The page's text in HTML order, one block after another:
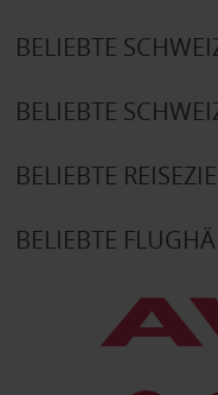
BELIEBTE
BELIEBTE
BELIEBTE
BELIEBTE